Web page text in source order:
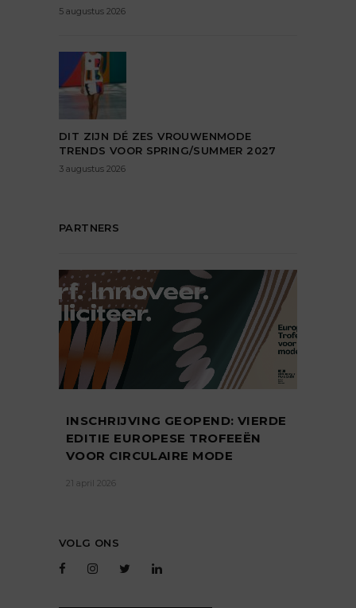
5 augustus 2026
DIT ZIJN DÉ ZES VROUWENMODE
TRENDS VOOR SPRING/SUMMER 2027
3 augustus 2026
PARTNERS
INSCHRIJVING GEOPEND: VIERDE
EDITIE EUROPESE TROFEEËN
VOOR CIRCULAIRE MODE
21 april 2026
VOLG ONS